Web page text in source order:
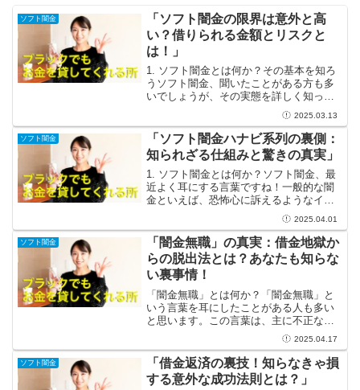
ソフト闇金
「ソフト闇金の限界は意外と高
い？借りられる金額とリスクと
は！」
1. ソフト闇金とは何か？その基本を知ろ
うソフト闇金、聞いたことがある方も多
いでしょうが、その実態を詳しく知って
いる人は意外と少ないのが現実です。正
式な金融機関ではないため、銀行や消費
者金融とは異なる存在でありながら、急
にお金が必要なときに...
2025.03.13
ソフト闇金
「ソフト闇金ハナビ系列の裏側：
知られざる仕組みと驚きの真実」
1. ソフト闇金とは何か？ソフト闇金、最
近よく耳にする言葉ですね！一般的な闇
金といえば、恐怖心に訴えるようなイメ
ージがありますが、ソフト闇金はその名
の通り「ソフト」なアプローチで融資を
行う業者のことを指します。彼らは極端
な金利を課すことなく...
2025.04.01
ソフト闇金
「闇金無職」の真実：借金地獄か
らの脱出法とは？あなたも知らな
い裏事情！
「闇金無職」とは何か？「闇金無職」と
いう言葉を耳にしたことがある人も多い
と思います。この言葉は、主に不正な貸
金業者から借金をしてしまった結果、職
を失い、さらにその借金に苦しむ人々を
指します。闇金は、通常の金融機関では
考えられない高金利でお金...
2025.04.17
ソフト闇金
「借金返済の裏技！知らなきゃ損
する意外な成功法則とは？」